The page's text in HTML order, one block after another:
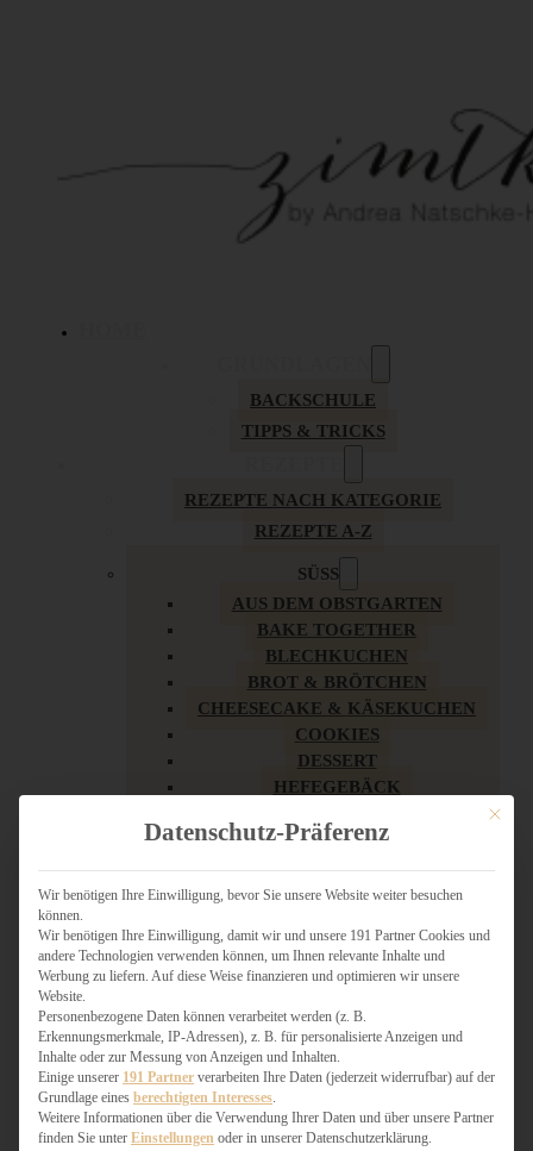
BACKSCHULE
TIPPS & TRICKS
REZEPTE NACH KATEGORIE
REZEPTE A-Z
SÜSS
AUS DEM OBSTGARTEN
BAKE TOGETHER
BLECHKUCHEN
BROT & BRÖTCHEN
CHEESECAKE & KÄSEKUCHEN
COOKIES
DESSERT
HEFEGEBÄCK
KUCHEN
LOW CARB & GESÜNDER
MY AMERICAN BAKERY
SCHOKOLADIGES
SÜSSES HAUPTGERICHT
TÖRTCHEN
VEGAN SÜSS
WEIHNACHTSBÄCKEREI
Mit
Datenschutz-Präferenz
Wir benötigen Ihre Einwilligung, bevor Sie unsere Website weiter besuchen
können.
Wir benötigen Ihre Einwilligung, damit wir und unsere 191 Partner Cookies und
andere Technologien verwenden können, um Ihnen relevante Inhalte und
Werbung zu liefern. Auf diese Weise finanzieren und optimieren wir unsere
Website.
Personenbezogene Daten können verarbeitet werden (z. B.
Erkennungsmerkmale, IP-Adressen), z. B. für personalisierte Anzeigen und
Inhalte oder zur Messung von Anzeigen und Inhalten.
Einige unserer 191 Partner verarbeiten Ihre Daten (jederzeit widerrufbar) auf der
Grundlage eines berechtigten Interesses
Weitere Informationen über die Verwendung Ihrer Daten und über unsere Partner
finden Sie unter Einstellungen oder in unserer Datenschutzerklärung.